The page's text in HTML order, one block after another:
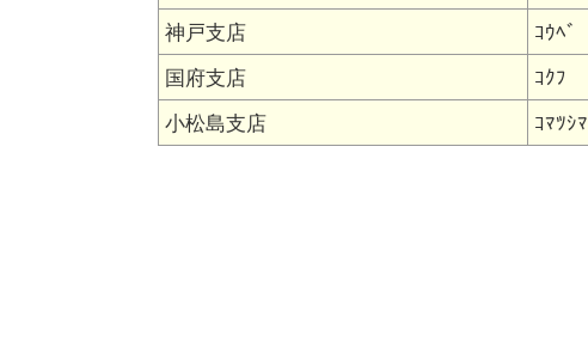
神戸支店 ｺｳﾍﾞ
国府支店 ｺｸﾌ
小松島支店 ｺﾏﾂｼﾏ